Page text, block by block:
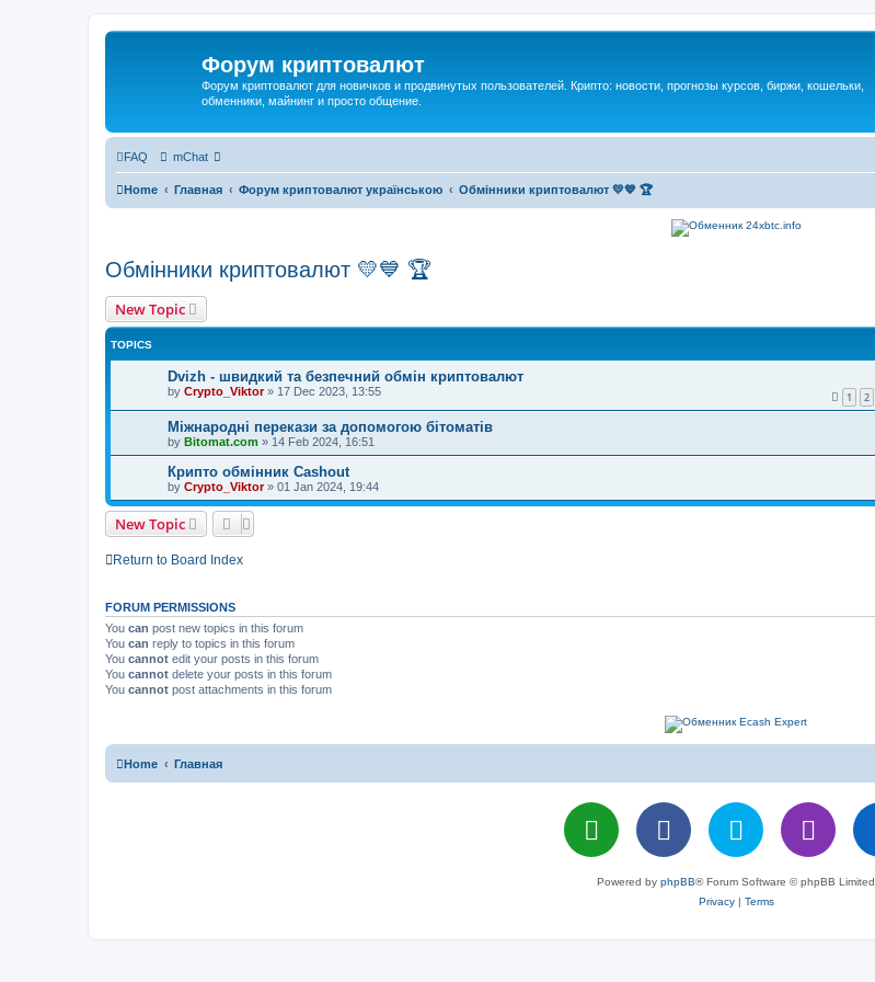
Форум криптовалют
Форум криптовалют для новичков и продвинутых пользователей. Крипто: новости, прогнозы курсов, биржи, кошельки,
обменники, майнинг и просто общение.
FAQ mChat
Home Главная Форум криптовалют українською Обмінники криптовалют 💛💙 🏆
Обмінники криптовалют 💛💙 🏆
New Topic
TOPICS
Dvizh - швидкий та безпечний обмін криптовалют
by Crypto_Viktor» 17 Dec 2023, 13:55 1 2
Міжнародні перекази за допомогою бітоматів
by Bitomat.com » 14 Feb 2024, 16:51
Крипто обмінник Cashout
by Crypto_Viktor» 01 Jan 2024, 19:44
New Topic
Return to Board Index
FORUM PERMISSIONS
You can post new topics in this forum
You can reply to topics in this forum
You cannot edit your posts in this forum
You cannot delete your posts in this forum
You cannot post attachments in this forum
Home Главная
Powered by phpBB® Forum Software © phpBB Limited
Privacy| Terms